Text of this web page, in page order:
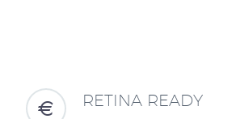

 RETINA READY